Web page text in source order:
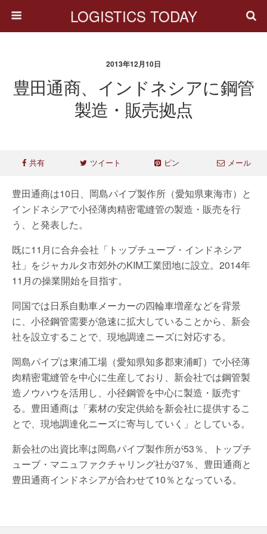
LOGISTICS TODAY
2013年12月10日
豊田通商、インドネシアに鋼管
製造・販売拠点
共有 ツイート ピン メール
豊田通商は10日、岡島パイプ製作所（愛知県東海市）と
インドネシアで小径薄肉精密電縫管の製造・販売を行
う、と発表した。
既に11月に合弁会社「トップチューブ・インドネシア
社」をジャカルタ市郊外のKIM工業団地に設立。2014年
11月の操業開始を目指す。
同国では日系自動車メーカーの四輪車増産などを背景
に、小径鋼管需要が急速に拡大していることから、新会
社を設立することで、現地調達ニーズに対応する。
岡島パイプは東浦工場（愛知県知多郡東浦町）で小径薄
肉精密電縫管を中心に生産しており、新会社では鋼管製
造ノウハウを活用し、小径鋼管を中心に製造・販売す
る。豊田通商は「素材の安定供給を新会社に提供するこ
とで、現地調達化ニーズに寄与していく」としている。
新会社の出資比率は岡島パイプ製作所が53％、トップチ
ューブ・マニュファクチャリング社が37％、豊田通商と
豊田通商インドネシアが合わせて10％となっている。